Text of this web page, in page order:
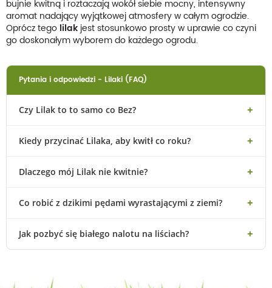
bujnie kwitną i roztaczają wokół siebie mocny, intensywny
aromat nadający wyjątkowej atmosfery w całym ogrodzie.
Oprócz tego lilak jest stosunkowo prosty w uprawie co czyni
go doskonałym wyborem do każdego ogrodu.
Pytania i odpowiedzi - Lilaki (FAQ)
Czy Lilak to to samo co Bez?
Kiedy przycinać Lilaka, aby kwitł co roku?
Dlaczego mój Lilak nie kwitnie?
Co robić z dzikimi pędami wyrastającymi z ziemi?
Jak pozbyć się białego nalotu na liściach?